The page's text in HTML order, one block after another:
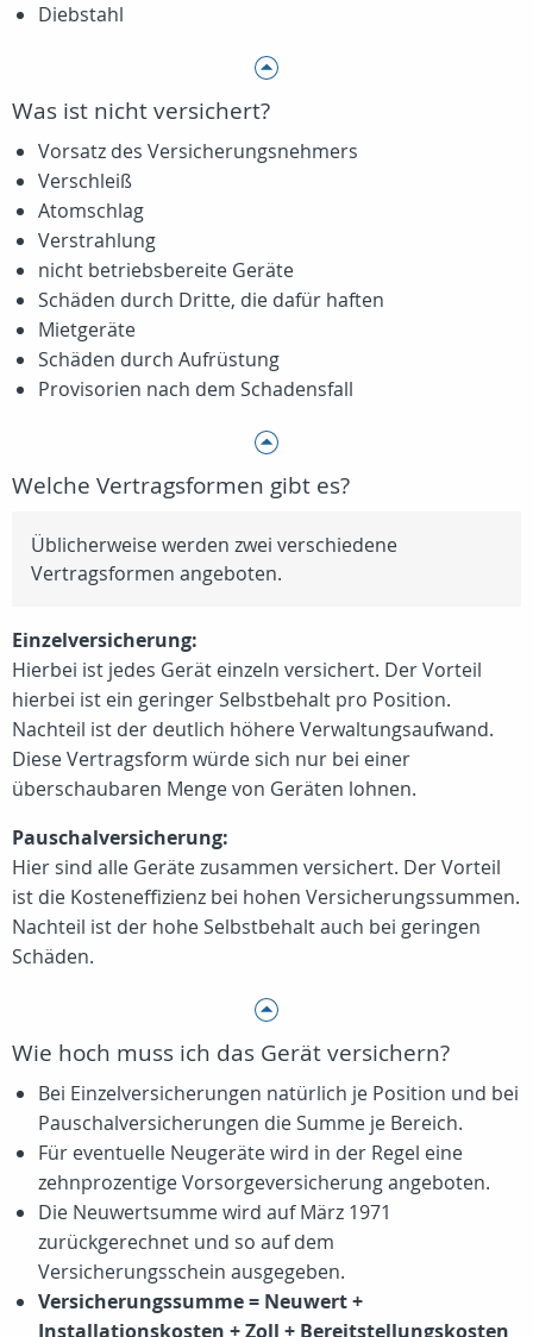
Diebstahl
Was ist nicht versichert?
Vorsatz des Versicherungsnehmers
Verschleiß
Atomschlag
Verstrahlung
nicht betriebsbereite Geräte
Schäden durch Dritte, die dafür haften
Mietgeräte
Schäden durch Aufrüstung
Provisorien nach dem Schadensfall
Welche Vertragsformen gibt es?
Üblicherweise werden zwei verschiedene
Vertragsformen angeboten.
Einzelversicherung:
Hierbei ist jedes Gerät einzeln versichert. Der Vorteil
hierbei ist ein geringer Selbstbehalt pro Position.
Nachteil ist der deutlich höhere Verwaltungsaufwand.
Diese Vertragsform würde sich nur bei einer
überschaubaren Menge von Geräten lohnen.
Pauschalversicherung:
Hier sind alle Geräte zusammen versichert. Der Vorteil
ist die Kosteneffizienz bei hohen Versicherungssummen.
Nachteil ist der hohe Selbstbehalt auch bei geringen
Schäden.
Wie hoch muss ich das Gerät versichern?
Bei Einzelversicherungen natürlich je Position und bei
Pauschalversicherungen die Summe je Bereich.
Für eventuelle Neugeräte wird in der Regel eine
zehnprozentige Vorsorgeversicherung angeboten.
Die Neuwertsumme wird auf März 1971
zurückgerechnet und so auf dem
Versicherungsschein ausgegeben.
Versicherungssumme = Neuwert +
Installationskosten + Zoll + Bereitstellungskosten